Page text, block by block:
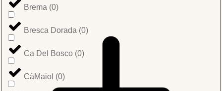
Brema (0)
Bresca Dorada (0)
Ca Del Bosco (0)
CàMaiol (0)